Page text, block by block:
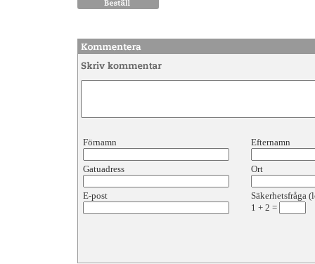
Förnamn Efternamn
Gatuadress Ort
E-post
Säkerhetsfråga
1 + 2 =